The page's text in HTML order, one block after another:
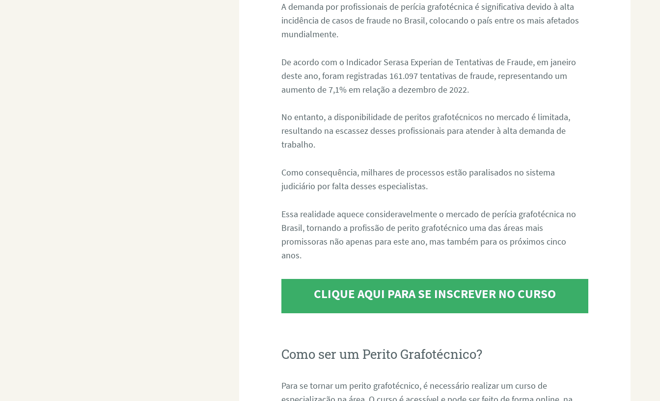
A demanda por profissionais de perícia grafotécnica é significativa devido à alta
incidência de casos de fraude no Brasil, colocando o país entre os mais afetados
mundialmente.
De acordo com o Indicador Serasa Experian de Tentativas de Fraude, em janeiro
deste ano, foram registradas 161.097 tentativas de fraude, representando um
aumento de 7,1% em relação a dezembro de 2022.
No entanto, a disponibilidade de peritos grafotécnicos no mercado é limitada,
resultando na escassez desses profissionais para atender à alta demanda de
trabalho.
Como consequência, milhares de processos estão paralisados no sistema
judiciário por falta desses especialistas.
Essa realidade aquece consideravelmente o mercado de perícia grafotécnica no
Brasil, tornando a profissão de perito grafotécnico uma das áreas mais
promissoras não apenas para este ano, mas também para os próximos cinco
anos.
CLIQUE AQUI PARA SE INSCREVER NO CURSO
Como ser um Perito Grafotécnico?
Para se tornar um perito grafotécnico, é necessário realizar um curso de